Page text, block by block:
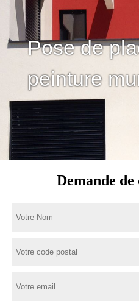
Pose de
peinture
Demande